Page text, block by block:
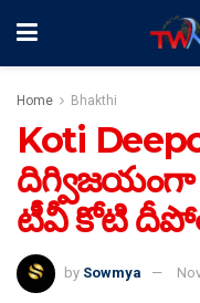
Home Bhakthi
Koti
దిగ్విజయంగా
టీవీ కోటి
by Sowmya